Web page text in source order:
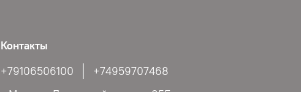
Контакты
+79106506100
+74959707468